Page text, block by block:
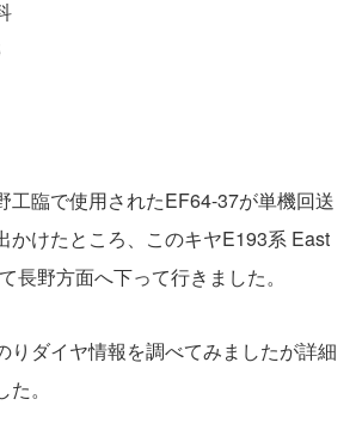
工臨で使用されたEF64-37が単機回送
かけたところ、このキヤE193系 East
長野方面へ下って行きました。
りダイヤ情報を調べてみましたが詳細
。